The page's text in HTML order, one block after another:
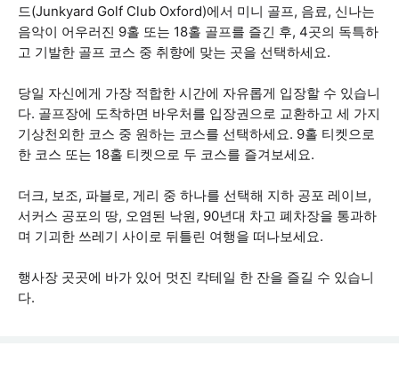
드(Junkyard Golf Club Oxford)에서 미니 골프, 음료, 신나는
음악이 어우러진 9홀 또는 18홀 골프를 즐긴 후, 4곳의 독특하
고 기발한 골프 코스 중 취향에 맞는 곳을 선택하세요.
당일 자신에게 가장 적합한 시간에 자유롭게 입장할 수 있습니
다. 골프장에 도착하면 바우처를 입장권으로 교환하고 세 가지
기상천외한 코스 중 원하는 코스를 선택하세요. 9홀 티켓으로
한 코스 또는 18홀 티켓으로 두 코스를 즐겨보세요.
더크, 보조, 파블로, 게리 중 하나를 선택해 지하 공포 레이브,
서커스 공포의 땅, 오염된 낙원, 90년대 차고 폐차장을 통과하
며 기괴한 쓰레기 사이로 뒤틀린 여행을 떠나보세요.
행사장 곳곳에 바가 있어 멋진 칵테일 한 잔을 즐길 수 있습니
다.